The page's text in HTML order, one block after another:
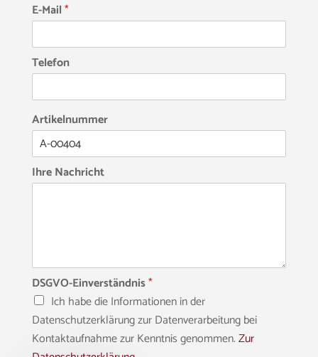
E-Mail*
Telefon
Artikelnummer
Ihre Nachricht
DSGVO-Einverständnis*
Ich habe die Informationen in der
Datenschutzerklärung zur Datenverarbeitung bei
Kontaktaufnahme zur Kenntnis genommen.Zur